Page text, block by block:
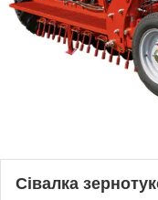
Сівалка